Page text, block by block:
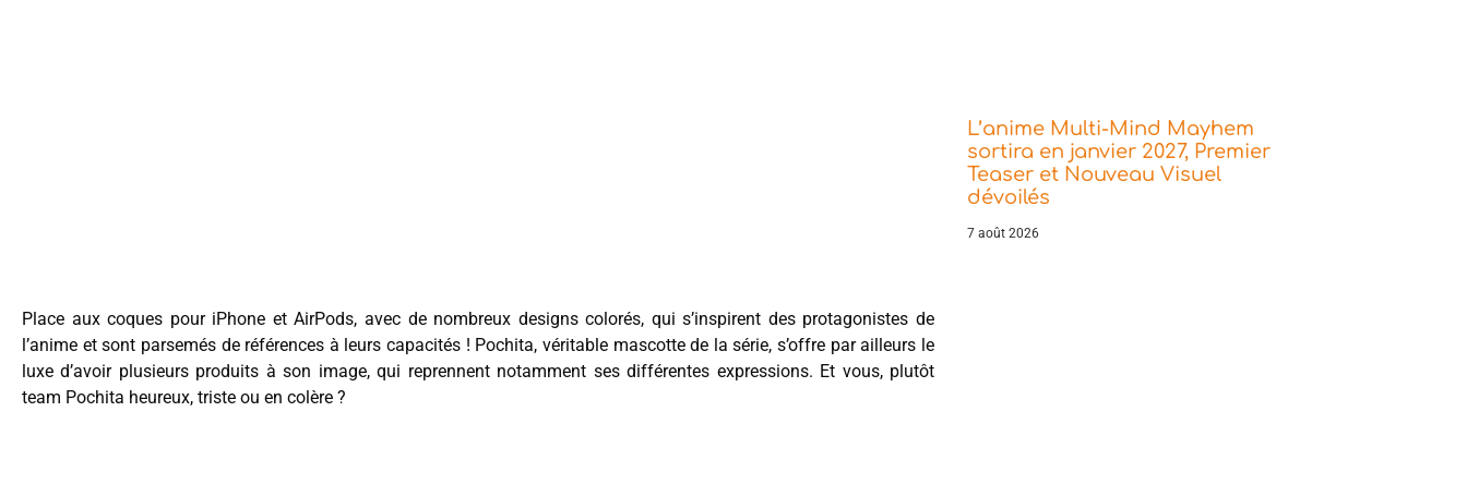
Place aux coques pour iPhone et AirPods, avec de nombreux designs colorés, qui s’inspirent des protagonistes de
l’anime et sont parsemés de références à leurs capacités ! Pochita, véritable mascotte de la série, s’offre par ailleurs le
luxe d’avoir plusieurs produits à son image, qui reprennent notamment ses différentes expressions. Et vous, plutôt
team Pochita heureux, triste ou en colère ?
L’anime Multi-Mind Mayhem
sortira en janvier 2027, Premier
Teaser et Nouveau Visuel
dévoilés
7 août 2026